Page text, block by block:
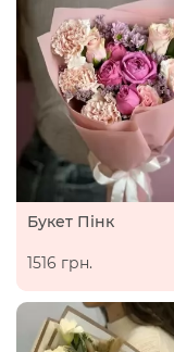
Букет Пінк
1516 грн.